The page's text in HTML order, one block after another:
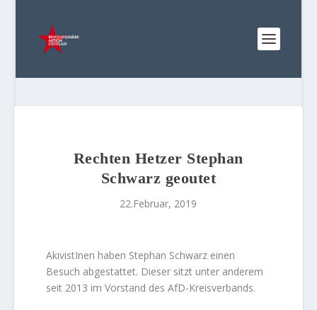
Rechten Hetzer Stephan
Schwarz geoutet
22.Februar, 2019
AkivistInen haben Stephan Schwarz einen
Besuch abgestattet. Dieser sitzt unter anderem
seit 2013 im Vorstand des AfD-Kreisverbands.